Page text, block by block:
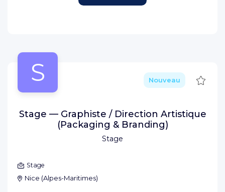
S
Stage
Nouveau
Stage — Graphiste / Direction Artistique
(Packaging & Branding)
Stage
Nice (Alpes-Maritimes)